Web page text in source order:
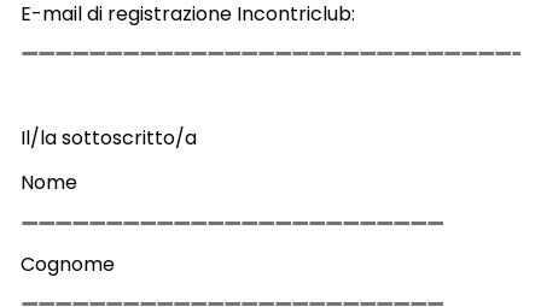
E-mail di registrazione Incontriclub:
Il/la sottoscritto/a
Nome
Cognome